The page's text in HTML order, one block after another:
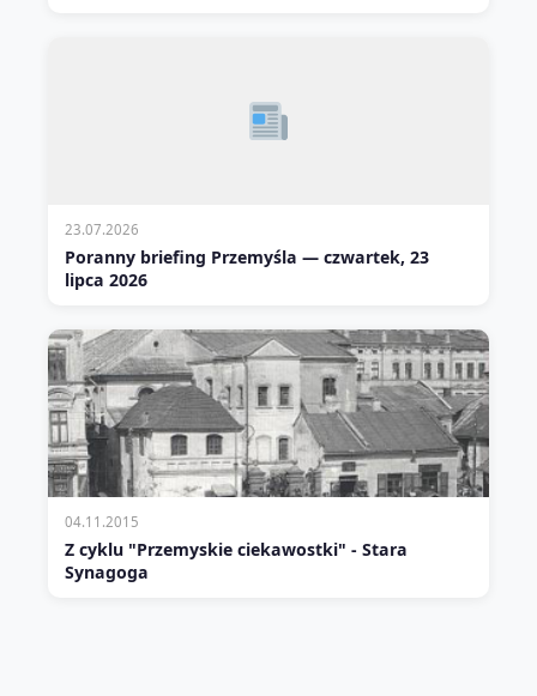
23.07.2026
Poranny briefing Przemyśla — czwartek, 23
lipca 2026
04.11.2015
Z cyklu "Przemyskie ciekawostki" - Stara
Synagoga